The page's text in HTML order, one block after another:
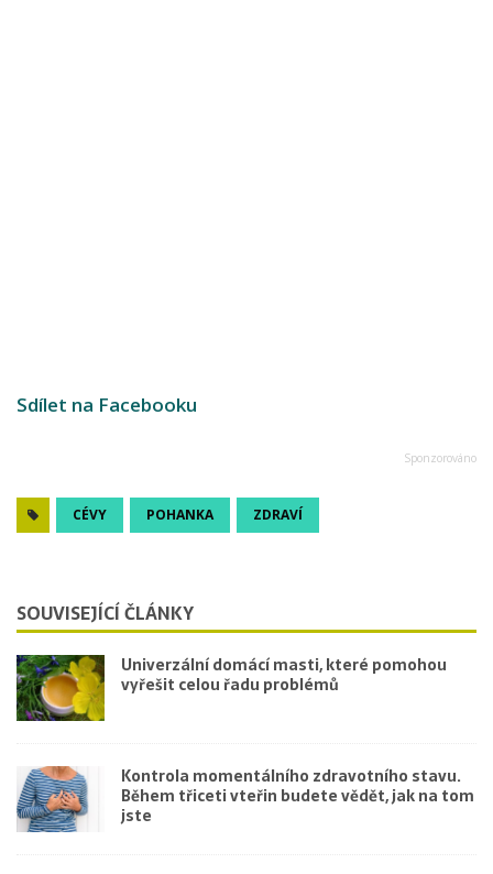
Sdílet na Facebooku
CÉVY POHANKA ZDRAVÍ
SOUVISEJÍCÍ ČLÁNKY
Univerzální domácí masti, které pomohou
vyřešit celou řadu problémů
Kontrola momentálního zdravotního stavu.
Během třiceti vteřin budete vědět, jak na tom
jste